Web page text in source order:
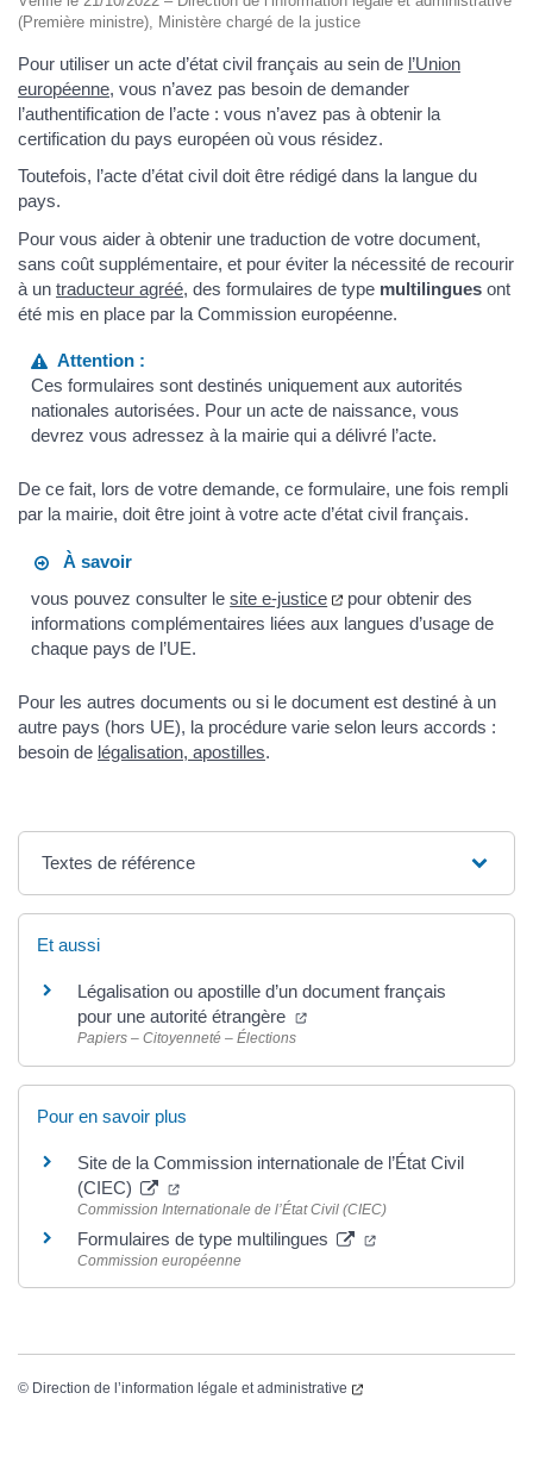
(Première ministre), Ministère chargé de la justice
Pour utiliser un acte d’état civil français au sein de l’Union
européenne, vous n’avez pas besoin de demander
l’authentification de l’acte : vous n’avez pas à obtenir la
certification du pays européen où vous résidez.
Toutefois, l’acte d’état civil doit être rédigé dans la langue du
pays.
Pour vous aider à obtenir une traduction de votre document,
sans coût supplémentaire, et pour éviter la nécessité de recourir
à un traducteur agréé, des formulaires de type multilingues ont
été mis en place par la Commission européenne.
Attention :
Ces formulaires sont destinés uniquement aux autorités
nationales autorisées. Pour un acte de naissance, vous
devrez vous adressez à la mairie qui a délivré l’acte.
De ce fait, lors de votre demande, ce formulaire, une fois rempli
par la mairie, doit être joint à votre acte d’état civil français.
À savoir
vous pouvez consulter lesite e-justice
pour obtenir des
informations complémentaires liées aux langues d’usage de
chaque pays de l’UE.
Pour les autres documents ou si le document est destiné à un
autre pays (hors UE), la procédure varie selon leurs accords :
besoin de légalisation, apostilles.
Textes de référence
Et aussi
Légalisation ou apostille d’un document français
pour une autorité étrangère
Papiers – Citoyenneté – Élections
Pour en savoir plus
Site de la Commission internationale de l’État Civil
(CIEC)
Commission Internationale de l’État Civil (CIEC)
Formulaires de type multilingues
Commission européenne
© Direction de l’information légale et administrative